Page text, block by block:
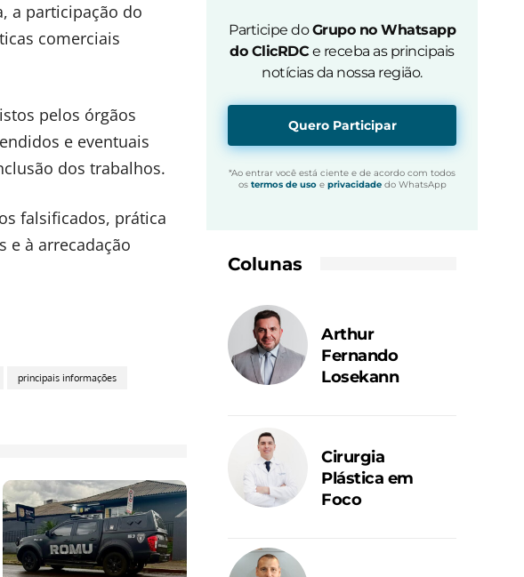
a participação do
comerciais
pelos órgãos
e eventuais
dos trabalhos.
falsificados, prática
e à arrecadação
principais informações
Participe doGrupo no Whatsapp
do ClicRDC e receba as principais
notícias da nossa região.
Quero Participar
*Ao entrar você está ciente e de acordo com todos
os termos de usoe privacidadedo WhatsApp
Colunas
Arthur
Fernando
Losekann
Cirurgia
Plástica em
Foco